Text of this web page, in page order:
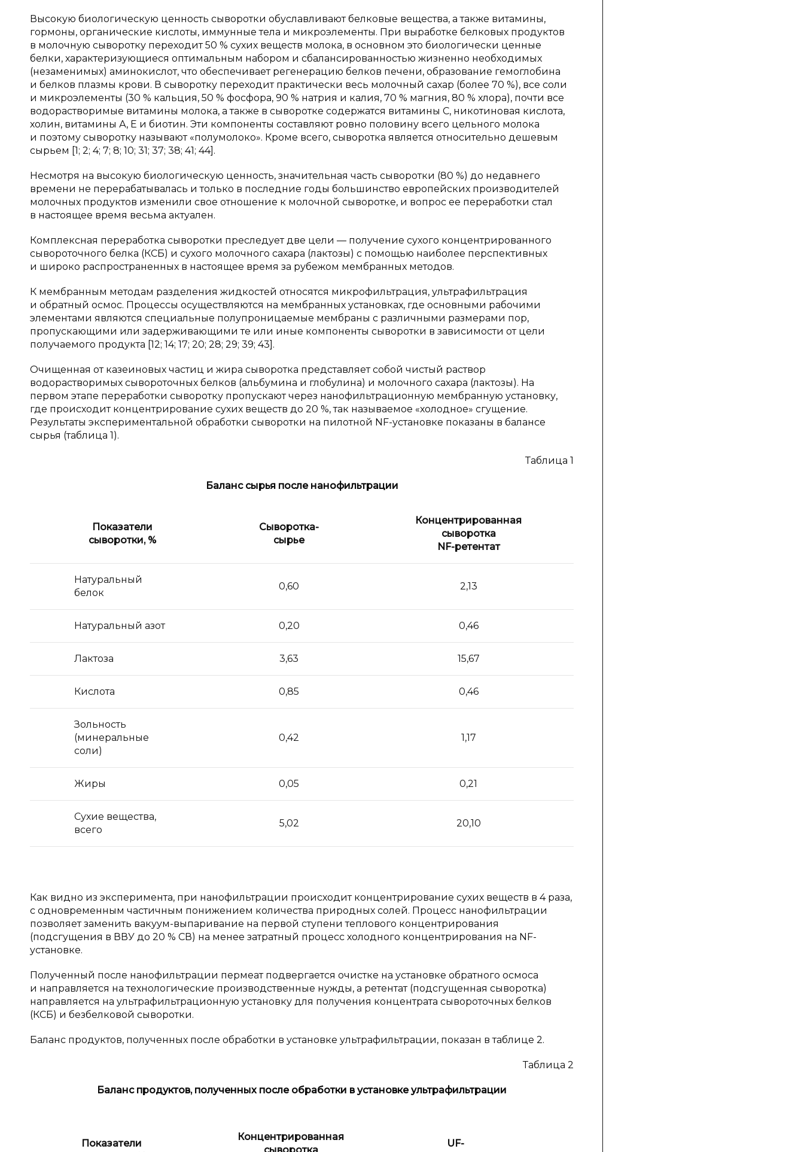
Высокую биологическую ценность сыворотки обуславливают белковые вещества, а также витамины,
гормоны, органические кислоты, иммунные тела и микроэлементы. При выработке белковых продуктов
в молочную сыворотку переходит 50 % сухих веществ молока, в основном это биологически ценные
белки, характеризующиеся оптимальным набором и сбалансированностью жизненно необходимых
(незаменимых) аминокислот, что обеспечивает регенерацию белков печени, образование гемоглобина
и белков плазмы крови. В сыворотку переходит практически весь молочный сахар (более 70 %), все соли
и микроэлементы (30 % кальция, 50 % фосфора, 90 % натрия и калия, 70 % магния, 80 % хлора), почти все
водорастворимые витамины молока, а также в сыворотке содержатся витамины С, никотиновая кислота,
холин, витамины А, Е и биотин. Эти компоненты составляют ровно половину всего цельного молока
и поэтому сыворотку называют «полумолоко». Кроме всего, сыворотка является относительно дешевым
сырьем [1; 2; 4; 7; 8; 10; 31; 37; 38; 41; 44].
Несмотря на высокую биологическую ценность, значительная часть сыворотки (80 %) до недавнего
времени не перерабатывалась и только в последние годы большинство европейских производителей
молочных продуктов изменили свое отношение к молочной сыворотке, и вопрос ее переработки стал
в настоящее время весьма актуален.
Комплексная переработка сыворотки преследует две цели — получение сухого концентрированного
сывороточного белка (КСБ) и сухого молочного сахара (лактозы) с помощью наиболее перспективных
и широко распространенных в настоящее время за рубежом мембранных методов.
К мембранным методам разделения жидкостей относятся микрофильтрация, ультрафильтрация
и обратный осмос. Процессы осуществляются на мембранных установках, где основными рабочими
элементами являются специальные полупроницаемые мембраны с различными размерами пор,
пропускающими или задерживающими те или иные компоненты сыворотки в зависимости от цели
получаемого продукта [12; 14; 17; 20; 28; 29; 39; 43].
Очищенная от казеиновых частиц и жира сыворотка представляет собой чистый раствор
водорастворимых сывороточных белков (альбумина и глобулина) и молочного сахара (лактозы). На
первом этапе переработки сыворотку пропускают через нанофильтрационную мембранную установку,
где происходит концентрирование сухих веществ до 20 %, так называемое «холодное» сгущение.
Результаты экспериментальной обработки сыворотки на пилотной NF-установке показаны в балансе
сырья (таблица 1).
Таблица 1
Баланс сырья после нанофильтрации
Показатели
сыворотки, %
Сыворотка-
сырье
Концентрированная
сыворотка
NF-ретентат
Натуральный
белок
0,60 2,13
Натуральный азот 0,20 0,46
Лактоза 3,63 15,67
Кислота 0,85 0,46
Зольность
(минеральные
соли)
0,42 1,17
Жиры 0,05 0,21
Сухие вещества,
всего
5,02 20,10
Как видно из эксперимента, при нанофильтрации происходит концентрирование сухих веществ в 4 раза,
с одновременным частичным понижением количества природных солей. Процесс нанофильтрации
позволяет заменить вакуум-выпаривание на первой ступени теплового концентрирования
(подсгущения в ВВУ до 20 % СВ) на менее затратный процесс холодного концентрирования на NF-
установке.
Полученный после нанофильтрации пермеат подвергается очистке на установке обратного осмоса
и направляется на технологические производственные нужды, а ретентат (подсгущенная сыворотка)
направляется на ультрафильтрационную установку для получения концентрата сывороточных белков
(КСБ) и безбелковой сыворотки.
Баланс продуктов, полученных после обработки в установке ультрафильтрации, показан в таблице 2.
Таблица 2
Баланс продуктов, полученных после обработки в установке ультрафильтрации
Показатели
Концентрированная
UF-